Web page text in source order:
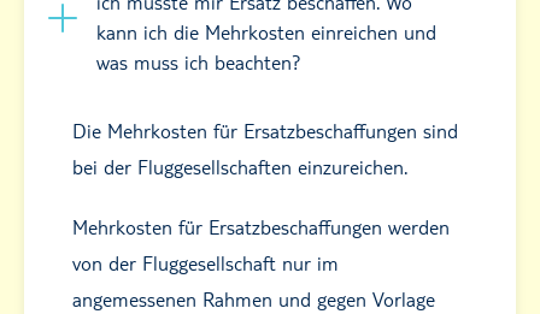
kann ich die Mehrkosten einreichen und
was muss ich beachten?
Die Mehrkosten für Ersatzbeschaffungen sind
bei der Fluggesellschaften einzureichen.
Mehrkosten für Ersatzbeschaffungen werden
von der Fluggesellschaft nur im
angemessenen Rahmen und gegen Vorlage